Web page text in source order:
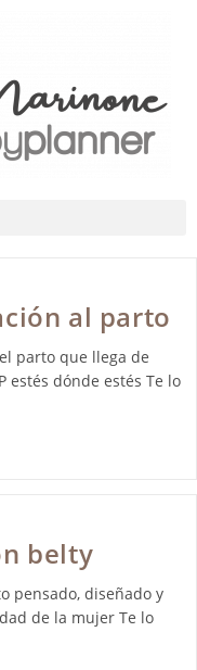
al parto
parto que llega de
estés dónde estés Te lo
belty
pensado, diseñado y
de la mujer Te lo